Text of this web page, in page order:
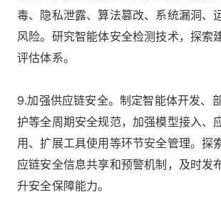
毒、隐私泄露、算法篡改、系统漏洞、
风险。研究智能体安全检测技术，探索
评估体系。
9.加强供应链安全。制定智能体开发、
护等全周期安全规范，加强模型接入、
用、扩展工具使用等环节安全管理。探
应链安全信息共享和预警机制，及时发
升安全保障能力。